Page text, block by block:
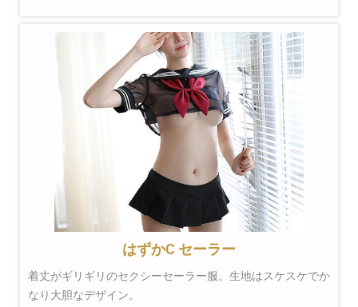
はずかC セーラー
着丈がギリギリのセクシーセーラー服。生地はスケスケでか
なり大胆なデザイン。